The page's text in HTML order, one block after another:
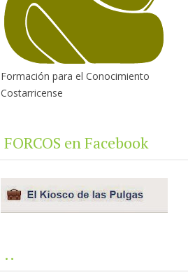
Formación para el Conocimiento
Costarricense
FORCOS en Facebook
..